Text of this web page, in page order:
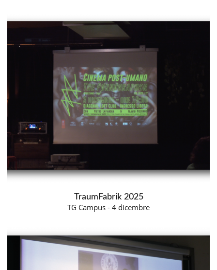
TraumFabrik 2025
TG Campus - 4 dicembre